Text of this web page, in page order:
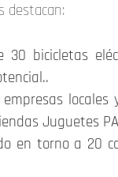
destacan:
bicicletas
Juguetes
en torno a 20